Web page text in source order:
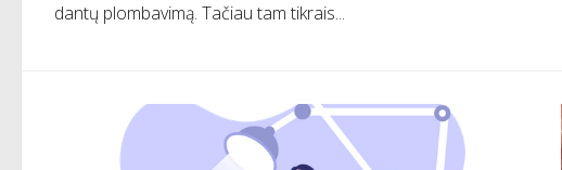
dantų plombavimą. Tačiau tam tikrais...